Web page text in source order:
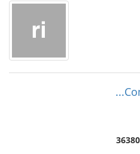
36380